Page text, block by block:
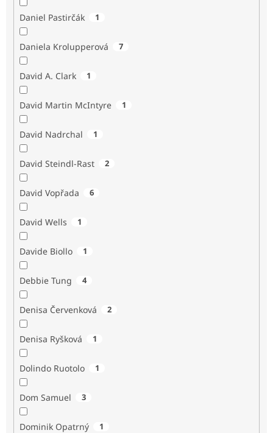
Daniel Pastirčák 1
Daniela Krolupperová 7
David A. Clark 1
David Martin McIntyre 1
David Nadrchal 1
David Steindl-Rast 2
David Vopřada 6
David Wells 1
Davide Biollo 1
Debbie Tung 4
Denisa Červenková 2
Denisa Ryšková 1
Dolindo Ruotolo 1
Dom Samuel 3
Dominik Opatrný 1